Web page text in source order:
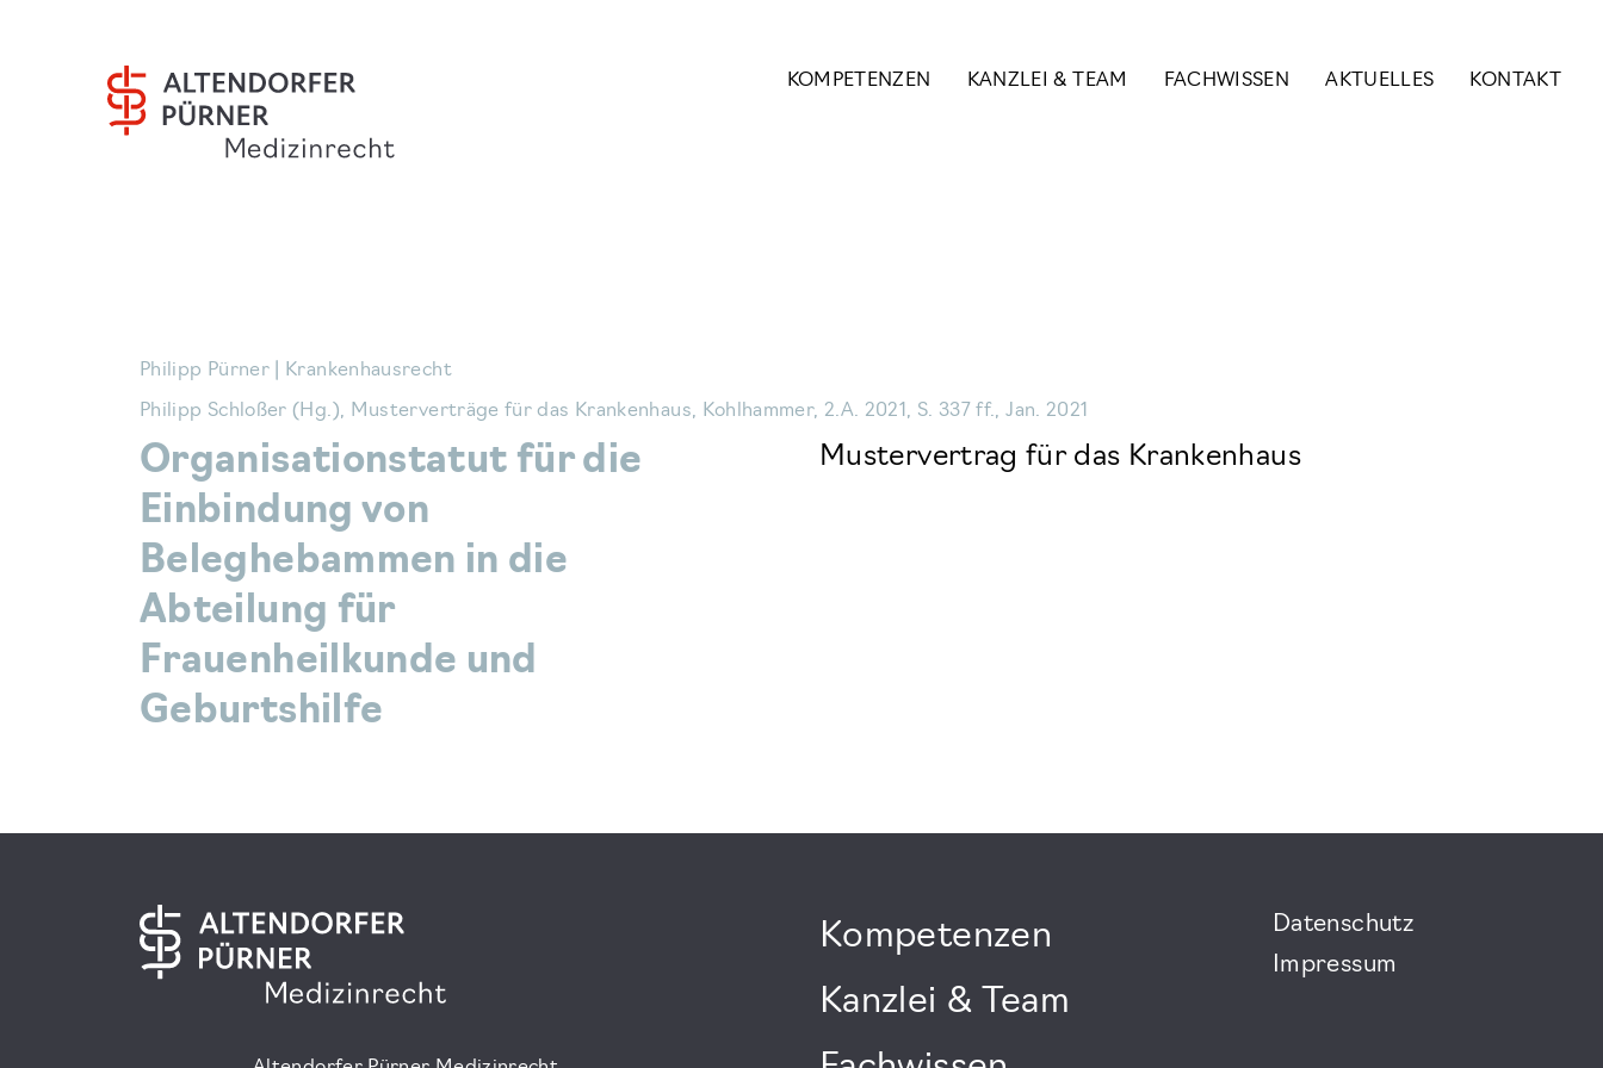
KOMPETENZEN KANZLEI & TEAM FACHWISSEN AKTUELLES KONTAKT
Philipp Pürner | Krankenhausrecht
Philipp Schloßer (Hg.), Musterverträge für das Krankenhaus, Kohlhammer, 2.A. 2021, S. 337 ff., Jan. 2021
Organisationstatut für die
Einbindung von
Beleghebammen in die
Abteilung für
Frauenheilkunde und
Geburtshilfe
Mustervertrag für das Krankenhaus
Kompetenzen
Kanzlei & Team
Datenschutz
Impressum